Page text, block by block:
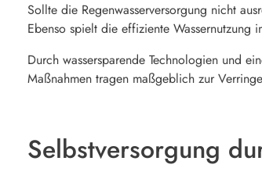
Sollte die Regenwasserversorgung nicht
Ebenso spielt die effiziente Wassernutzung
Durch wassersparende Technologien und
Maßnahmen tragen maßgeblich zur
Selbstversorgung